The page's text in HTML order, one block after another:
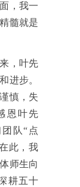
，我一
髓就是
，叶先
进步。
慎，失
恩叶先
队“点
此，我
师生向
耕五十